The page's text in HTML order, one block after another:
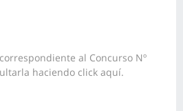
al Concurso Nº
haciendo click aquí.